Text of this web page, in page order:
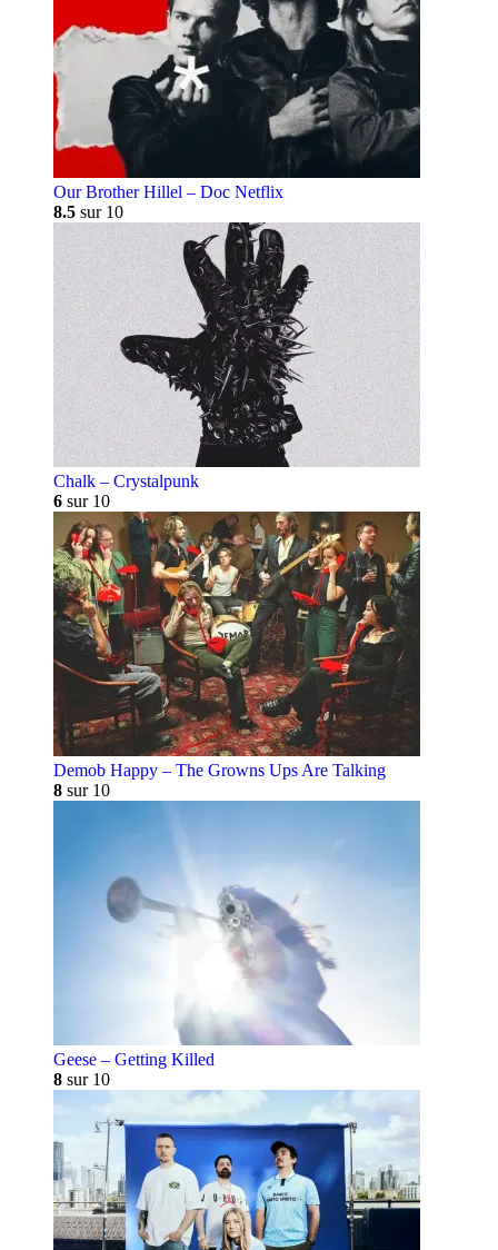
Our Brother Hillel – Doc Netflix
8.5 sur 10
Chalk – Crystalpunk
6 sur 10
Demob Happy – The Growns Ups Are Talking
8 sur 10
Geese – Getting Killed
8 sur 10